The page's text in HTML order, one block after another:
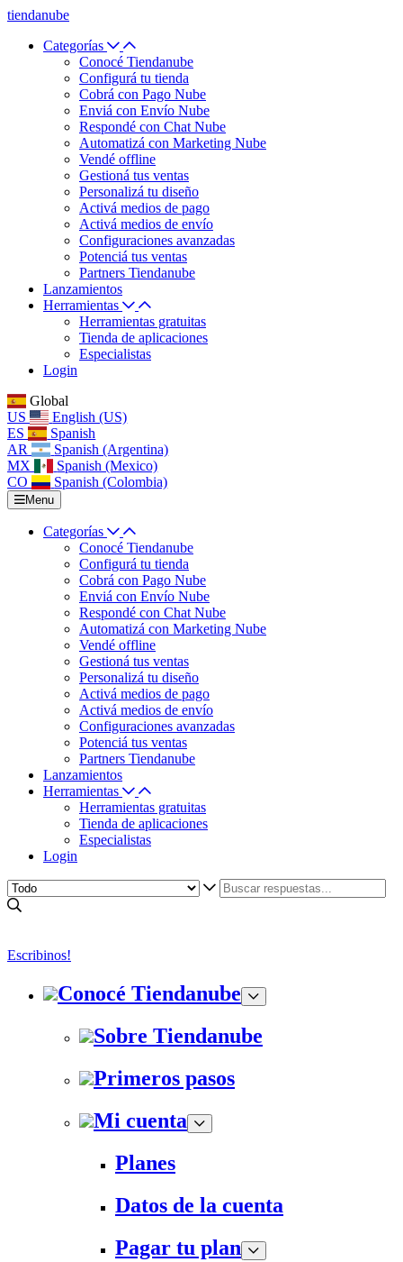
tiendanube
Categorías
Conocé Tiendanube
Configurá tu tienda
Cobrá con Pago Nube
Enviá con Envío Nube
Respondé con Chat Nube
Automatizá con Marketing Nube
Vendé offline
Gestioná tus ventas
Personalizá tu diseño
Activá medios de pago
Activá medios de envío
Configuraciones avanzadas
Potenciá tus ventas
Partners Tiendanube
Lanzamientos
Herramientas
Herramientas gratuitas
Tienda de aplicaciones
Especialistas
Login
Global
US
English (US)
ES
Spanish
AR
Spanish (Argentina)
MX
Spanish (Mexico)
CO
Spanish (Colombia)
Menu
Categorías
Conocé Tiendanube
Configurá tu tienda
Cobrá con Pago Nube
Enviá con Envío Nube
Respondé con Chat Nube
Automatizá con Marketing Nube
Vendé offline
Gestioná tus ventas
Personalizá tu diseño
Activá medios de pago
Activá medios de envío
Configuraciones avanzadas
Potenciá tus ventas
Partners Tiendanube
Lanzamientos
Herramientas
Herramientas gratuitas
Tienda de aplicaciones
Especialistas
Login
Escribinos!
Conocé Tiendanube
Sobre Tiendanube
Primeros pasos
Mi cuenta
Planes
Datos de la cuenta
Pagar tu plan